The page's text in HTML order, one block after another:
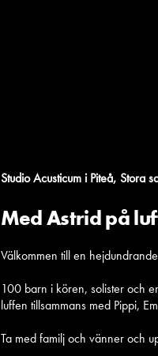
Studio Acusticum i Piteå, Stora
Med Astrid på
Välkommen till en
100 barn i kören, solister och
luffen tillsammans med Pippi,
Ta med familj och vänner och